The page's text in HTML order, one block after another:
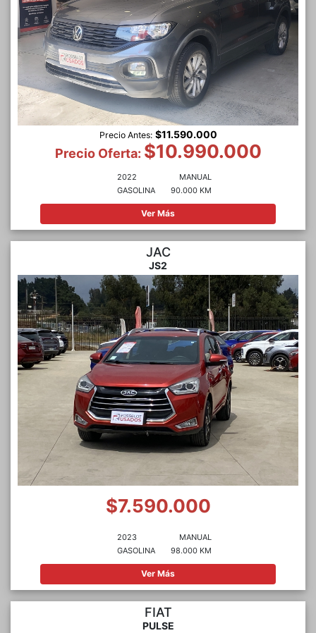
Precio Antes: $11.590.000
Precio Oferta: $10.990.000
2022
GASOLINA
MANUAL
90.000 KM
Ver Más
JAC
JS2
$7.590.000
2023
GASOLINA
MANUAL
98.000 KM
Ver Más
FIAT
PULSE